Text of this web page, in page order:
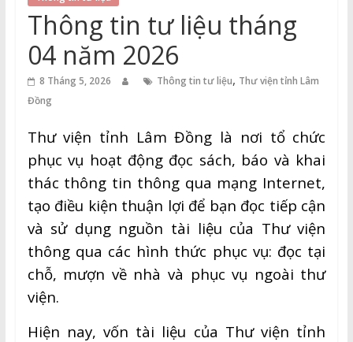
Thuận
Cổng
Vào
Tri
Thức
Thông tin tư liệu tháng
04 năm 2026
8 Tháng 5, 2026 Thông tin tư liệu, Thư viện tỉnh Lâm
Đồng
Thư viện tỉnh Lâm Đồng là nơi tổ chức
phục vụ hoạt động đọc sách, báo và khai
thác thông tin thông qua mạng Internet,
tạo điều kiện thuận lợi để bạn đọc tiếp cận
và sử dụng nguồn tài liệu của Thư viện
thông qua các hình thức phục vụ: đọc tại
chỗ, mượn về nhà và phục vụ ngoài thư
viện.
Hiện nay, vốn tài liệu của Thư viện tỉnh